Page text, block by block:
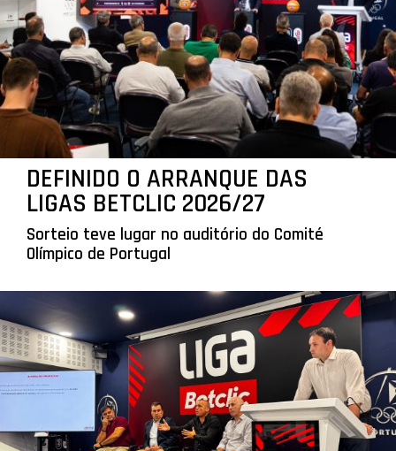
DEFINIDO O ARRANQUE DAS
LIGAS BETCLIC 2026/27
Sorteio teve lugar no auditório do Comité
Olímpico de Portugal